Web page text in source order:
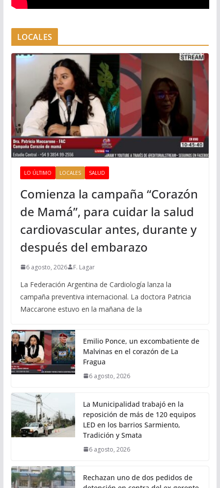
LOCALES
LO ÚLTIMO LOCALES SALUD
Comienza la campaña “Corazón
de Mamá”, para cuidar la salud
cardiovascular antes, durante y
después del embarazo
6 agosto, 2026 F. Lagar
La Federación Argentina de Cardiología lanza la
campaña preventiva internacional. La doctora Patricia
Maccarone estuvo en la mañana de la
Emilio Ponce, un excombatiente de
Malvinas en el corazón de La
Fragua
6 agosto, 2026
La Municipalidad trabajó en la
reposición de más de 120 equipos
LED en los barrios Sarmiento,
Tradición y Smata
6 agosto, 2026
Rechazan uno de dos pedidos de